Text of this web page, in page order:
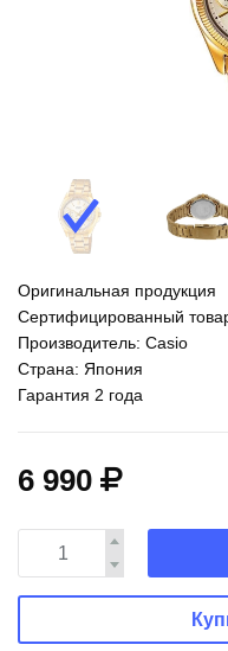
Оригинальная продукция
Сертифицированный
Производитель: Casio
Страна: Япония
Гарантия 2 года
6 990